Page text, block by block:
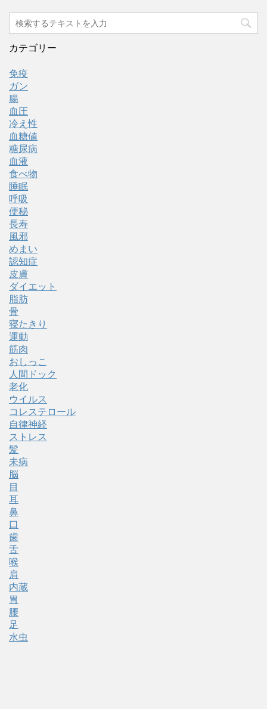
カテゴリー
免疫
ガン
腸
血圧
冷え性
血糖値
糖尿病
血液
食べ物
睡眠
呼吸
便秘
長寿
風邪
めまい
認知症
皮膚
ダイエット
脂肪
骨
寝たきり
運動
筋肉
おしっこ
人間ドック
老化
ウイルス
コレステロール
自律神経
ストレス
髪
未病
脳
目
耳
鼻
口
歯
舌
喉
肩
内蔵
胃
腰
足
水虫